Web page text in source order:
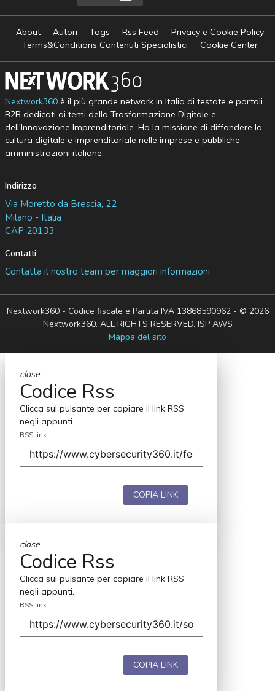
About Autori Tags Rss Feed
Privacy e Cookie Policy
Terms&Conditions Contenuti Specialistici
Cookie Center
Nextwork360è il più grande network in Italia di testate e portali
B2B dedicati ai temi della Trasformazione Digitale e
dell’Innovazione Imprenditoriale. Ha la missione di diffondere la
cultura digitale e imprenditoriale nelle imprese e pubbliche
amministrazioni italiane.
Indirizzo
Via Moretto da Brescia, 22
Milano - Italia
CAP 20133
Contatti
Contatta il nostro team per maggiori informazioni
Nextwork360 - Codice fiscale e Partita IVA 13868590962 - © 2026
Nextwork360. ALL RIGHTS RESERVED. ISP AWS
Mappa del sito
close
Codice Rss
Clicca sul pulsante per copiare il link RSS
negli appunti.
RSS link
COPIA LINK
close
Codice Rss
Clicca sul pulsante per copiare il link RSS
negli appunti.
RSS link
COPIA LINK